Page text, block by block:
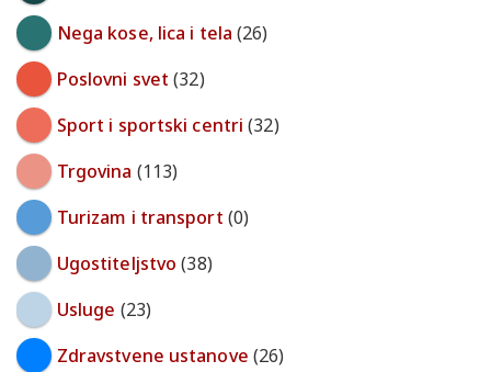
Nega kose, lica i tela (26)
Poslovni svet (32)
Sport i sportski centri (32)
Trgovina (113)
Turizam i transport (0)
Ugostiteljstvo (38)
Usluge (23)
Zdravstvene ustanove (26)